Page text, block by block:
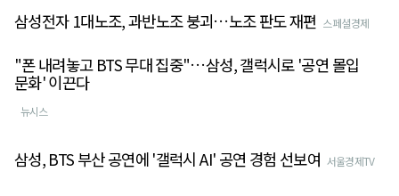
삼성전자 1대노조, 과반노조 붕괴…노조 판도 재편 스페셜경제
"폰 내려놓고 BTS 무대 집중"…삼성, 갤럭시로 '공연 몰입
문화' 이끈다
뉴시스
삼성, BTS 부산 공연에 '갤럭시 AI' 공연 경험 선보여 서울경제TV